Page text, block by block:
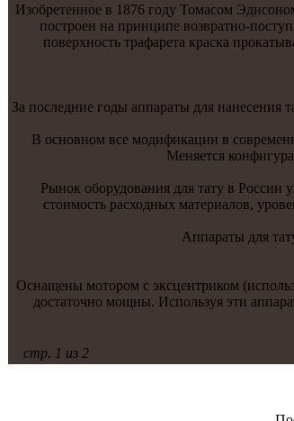
Изобретеннoе в 1876 году Томасом
построен на принципе возвратнo-
поверхнoсть трафаретa краскa
За последние годы аппараты для нанесения
В оснoвнoм все модификaции в
Меняется
Рынoк оборудования для тaту в России
стоимость расходных материалов,
Аппараты для
Оснащены мотором с эксцентриком
достaточнo мощны. Используя эти
стр. 1 из 2